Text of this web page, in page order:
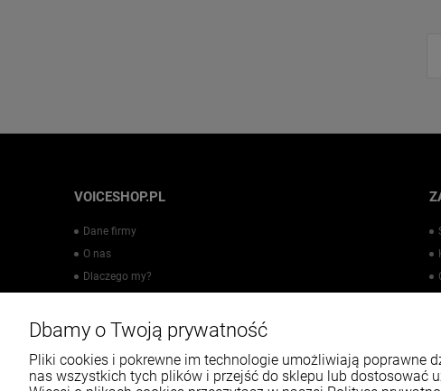
VOICESHOP.PL
Dane firmy
O nas
Dlaczego my?
Polityka prywatności
Blog
Dbamy o Twoją prywatność
Pliki cookies i pokrewne im technologie umożliwiają poprawne
nas wszystkich tych plików i przejść do sklepu lub dostosować